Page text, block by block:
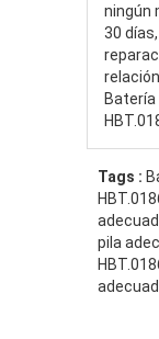
ningún
30
Batería
Tags :
pila